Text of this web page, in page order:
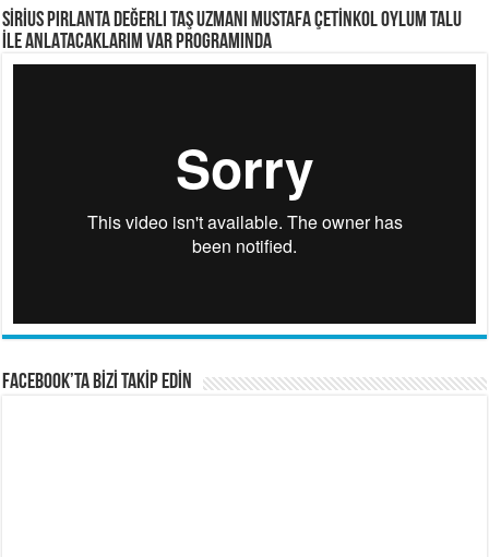
SİRİUS PIRLANTA Değerli Taş Uzmanı Mustafa ÇETİNKOL OYLUM TALU
İLE ANLATACAKLARIM VAR PROGRAMINDA
FACEBOOK’TA BİZİ TAKİP EDİN